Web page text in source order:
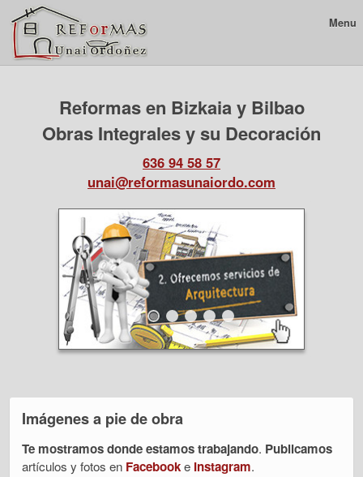
Menu
Reformas en Bizkaia y Bilbao
Obras Integrales y su Decoración
636 94 58 57
unai@reformasunaiordo.com
Imágenes a pie de obra
Te mostramos donde estamos trabajando. Publicamos
artículos y fotos en Facebooke Instagram.